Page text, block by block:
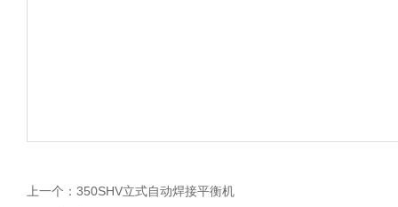
上一个： 350SHV立式自动焊接平衡机